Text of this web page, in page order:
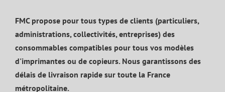
FMC propose pour tous types de clients (particuliers,
administrations, collectivités, entreprises) des
consommables compatibles pour tous vos modèles
d'imprimantes ou de copieurs. Nous garantissons des
délais de livraison rapide sur toute la France
métropolitaine.